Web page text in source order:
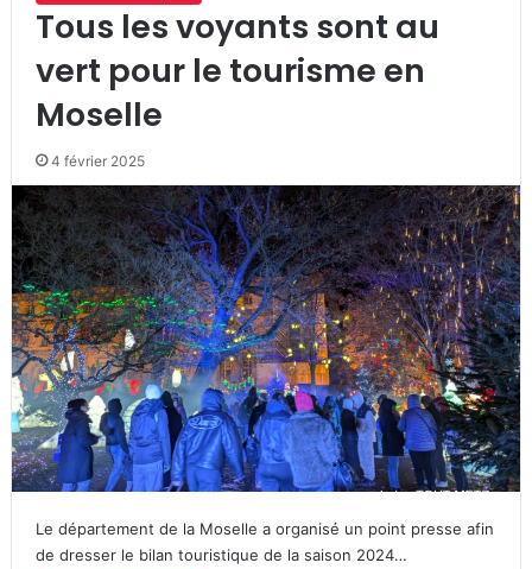
Tous les voyants sont au
vert pour le tourisme en
Moselle
4 février 2025
Le département de la Moselle a organisé un point presse afin
de dresser le bilan touristique de la saison 2024…